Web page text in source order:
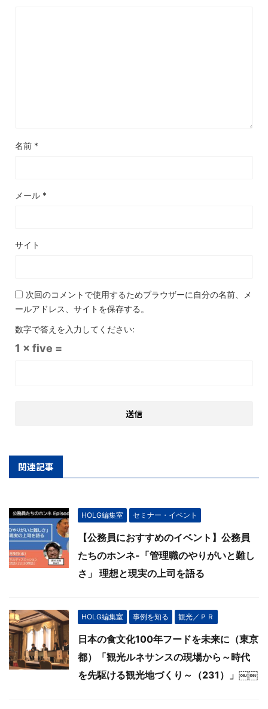
名前 *
メール *
サイト
次回のコメントで使用するためブラウザーに自分の名前、メ
ールアドレス、サイトを保存する。
数字で答えを入力してください:
1 × five =
関連記事
HOLG編集室 セミナー・イベント
【公務員におすすめのイベント】公務員
たちのホンネ-「管理職のやりがいと難し
さ」 理想と現実の上司を語る
HOLG編集室 事例を知る 観光／ＰＲ
日本の食文化100年フードを未来に（東京
都）「観光ルネサンスの現場から～時代
を先駆ける観光地づくり～（231）」￼￼